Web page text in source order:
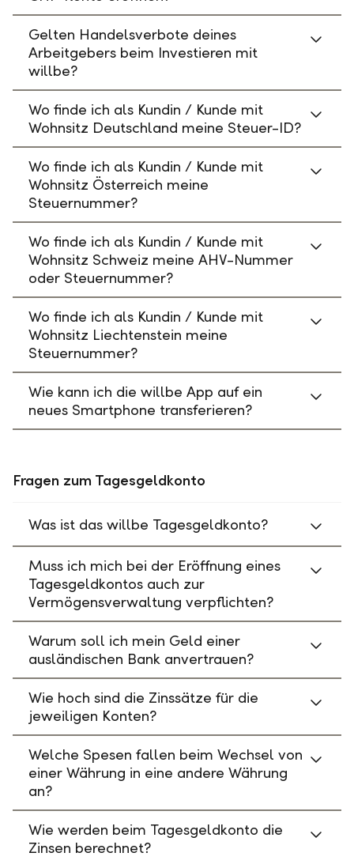
Gelten Handelsverbote deines
Arbeitgebers beim Investieren mit
willbe?
Wo finde ich als Kundin / Kunde mit
Wohnsitz Deutschland meine Steuer-ID?
Wo finde ich als Kundin / Kunde mit
Wohnsitz Österreich meine
Steuernummer?
Wo finde ich als Kundin / Kunde mit
Wohnsitz Schweiz meine AHV-Nummer
oder Steuernummer?
Wo finde ich als Kundin / Kunde mit
Wohnsitz Liechtenstein meine
Steuernummer?
Wie kann ich die willbe App auf ein
neues Smartphone transferieren?
Fragen zum Tagesgeldkonto
Was ist das willbe Tagesgeldkonto?
Muss ich mich bei der Eröffnung eines
Tagesgeldkontos auch zur
Vermögensverwaltung verpflichten?
Warum soll ich mein Geld einer
ausländischen Bank anvertrauen?
Wie hoch sind die Zinssätze für die
jeweiligen Konten?
Welche Spesen fallen beim Wechsel von
einer Währung in eine andere Währung
an?
Wie werden beim Tagesgeldkonto die
Zinsen berechnet?